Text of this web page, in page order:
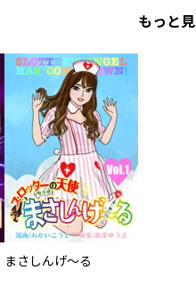
もっと
まさしんげ～る